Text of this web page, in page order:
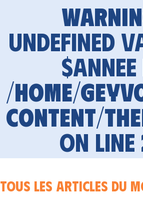
Undefined
/home/
content/
on line
Tous les articles du